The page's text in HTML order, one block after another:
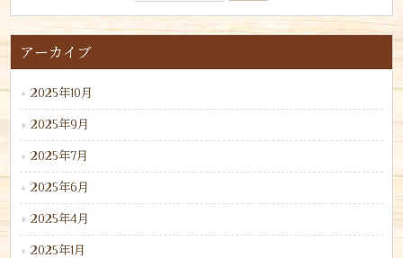
アーカイブ
2025年10月
2025年9月
2025年7月
2025年6月
2025年4月
2025年1月